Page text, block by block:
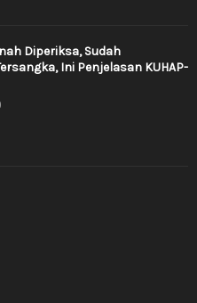
Diperiksa, Sudah
Ini Penjelasan KUHAP-